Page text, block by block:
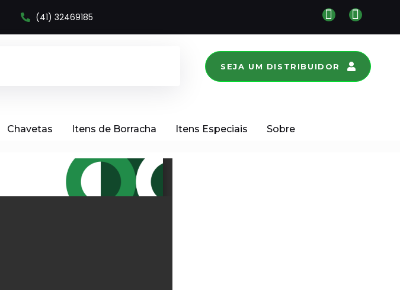
(41) 32469185
SEJA UM DISTRIBUIDOR
Chavetas Itens de Borracha Itens Especiais Sobre